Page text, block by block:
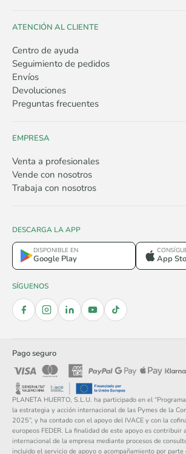
ATENCIÓN AL CLIENTE
Centro de ayuda
Seguimiento de pedidos
Envíos
Devoluciones
Preguntas frecuentes
EMPRESA
Venta a profesionales
Vende con nosotros
Trabaja con nosotros
DESCARGA LA APP
DISPONIBLE EN
Google Play App
SÍGUENOS
Pago seguro
PLANETA HUERTO, S.L.U. ha participado en el
la estrategia y acción internacional de las Pymes de la
2025”, y ha contado con el apoyo del IVACE y con la
europeos FEDER. La finalidad de este apoyo es contribuir
internacional de la empresa mediante procesos de
incluido el servicio de apoyo o acompañamiento por